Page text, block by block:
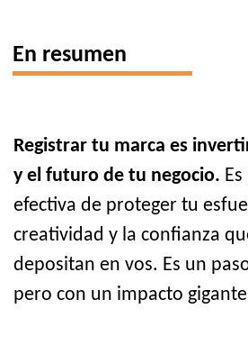
En resumen
Registrar tu marca es
y el futuro de tu negocio.
efectiva de proteger tu
creatividad y la confianza
depositan en vos. Es un
pero con un impacto